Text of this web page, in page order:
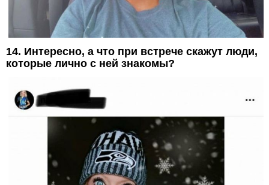
14. Интересно, а что при встрече скажут люди,
которые лично с ней знакомы?